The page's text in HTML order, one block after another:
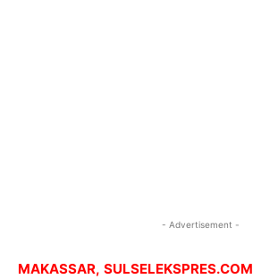
- Advertisement -
MAKASSAR, SULSELEKSPRES.COM